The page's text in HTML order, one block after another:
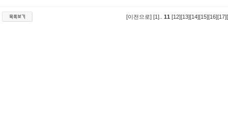
[이전으로] [1] 11 [12][13][14][15][16][17]